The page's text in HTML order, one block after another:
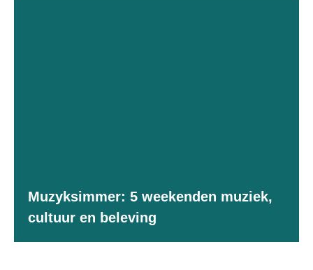
Muzyksimmer: 5 weekenden muziek,
cultuur en beleving